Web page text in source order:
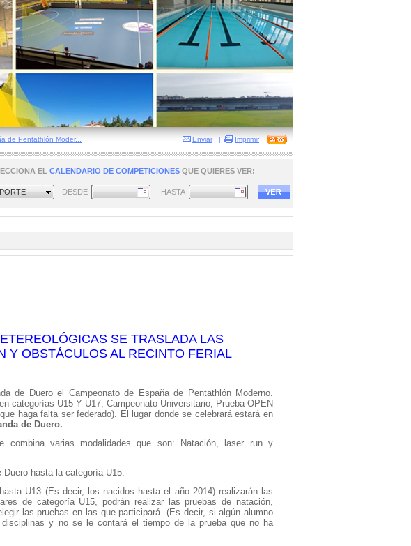
de Pentathlón Moder... Enviar | Imprimir
EL CALENDARIO DE COMPETICIONES QUE QUIERES VER:
DESDE HASTA
SE TRASLADA LAS
Y OBSTÁCULOS AL RECINTO FERIAL
de Duero el Campeonato de España de Pentathlón Moderno.
categorías U15 Y U17, Campeonato Universitario, Prueba OPEN
haga falta ser federado). El lugar donde se celebrará estará en
de Duero.
combina varias modalidades que son: Natación, laser run y
hasta la categoría U15.
U13 (Es decir, los nacidos hasta el año 2014) realizarán las
de categoría U15, podrán realizar las pruebas de natación,
las pruebas en las que participará. (Es decir, si algún alumno
y no se le contará el tiempo de la prueba que no ha